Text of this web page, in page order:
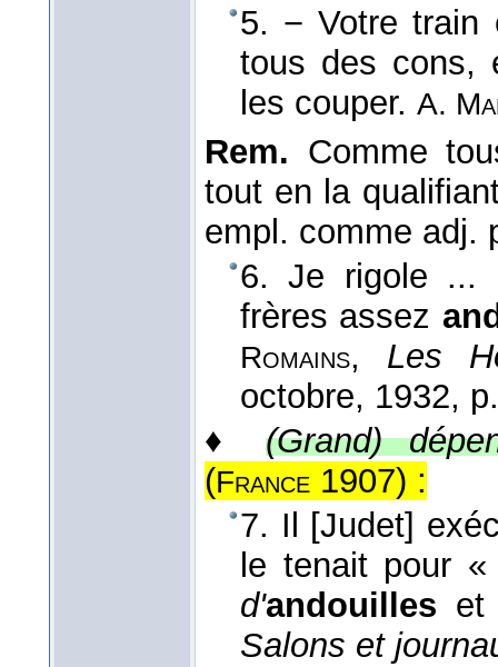
5. − Votre
tous des cons,
les couper. A.
Rem. Comme
tout en la
empl. comme adj.
6. Je rigole ...
frères assez
Romains, Les
octobre, 1932,
♦ (Grand)
(France 1907) :
7. Il [Judet]
le tenait pour
d'andouilles
Salons et